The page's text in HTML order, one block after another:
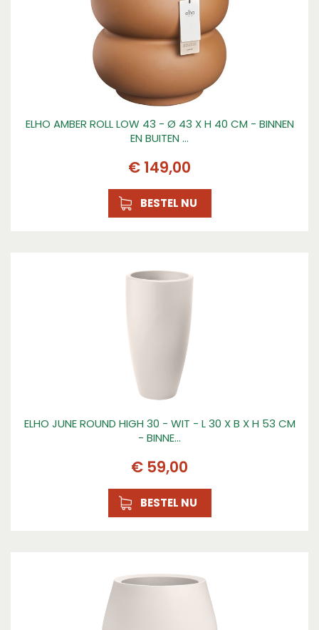
Binnen en Buiten
Levenslange garantie.
Uniek design met ronde en zachte vormen.
Voor zowel binnen als buiten gebruik.
ELHO AMBER ROLL LOW 43 - Ø 43 X H 40 CM - BINNEN
EN BUITEN …
€ 149,00
BESTEL NU
ELHO JUNE ROUND HIGH 30 - WIT - L 30 X B X H 53 CM
- BINNE…
€ 59,00
BESTEL NU